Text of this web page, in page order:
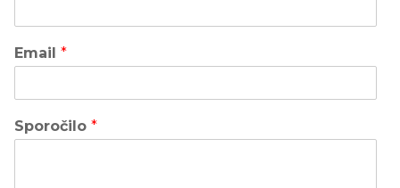
Email *
Sporočilo *